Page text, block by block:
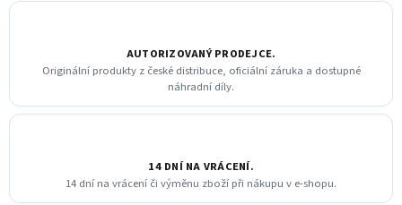
AUTORIZOVANÝ PRODEJCE.
Originální produkty z české distribuce, oficiální záruka a dostupné
náhradní díly.
14 DNÍ NA VRÁCENÍ.
14 dní na vrácení či výměnu zboží při nákupu v e-shopu.